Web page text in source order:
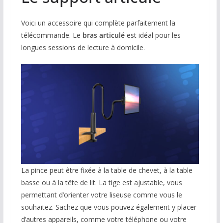
Voici un accessoire qui complète parfaitement la
télécommande. Le bras articuléest idéal pour les
longues sessions de lecture à domicile.
La pince peut être fixée à la table de chevet, à la table
basse ou à la tête de lit. La tige est ajustable, vous
permettant d’orienter votre liseuse comme vous le
souhaitez. Sachez que vous pouvez également y placer
d’autres appareils, comme votre téléphone ou votre